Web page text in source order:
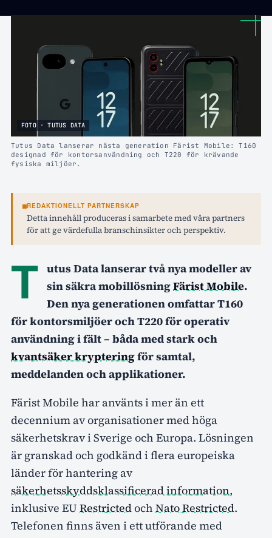
FOTO · TUTUS DATA
Tutus Data lanserar nästa generation Färist Mobile: T160
designad för kontorsanvändning och T220 för krävande
fysiska miljöer.
REDAKTIONELLT PARTNERSKAP
Detta innehåll produceras i samarbete med våra partners
för att ge värdefulla branschinsikter och perspektiv.
T utus Data lanserar två nya modeller av
sin säkra mobillösningFärist Mobile.
Den nya generationen omfattar T160
för kontorsmiljöer och T220 för operativ
användning i fält – båda med stark och
kvantsäker krypteringför samtal,
meddelanden och applikationer.
Färist Mobile har använts i mer än ett
decennium av organisationer med höga
säkerhetskrav i Sverige och Europa. Lösningen
är granskad och godkänd i flera europeiska
länder för hantering av
säkerhetsskyddsklassificerad information,
inklusive EURestrictedoch Nato Restricted.
Telefonen finns även i ett utförande med